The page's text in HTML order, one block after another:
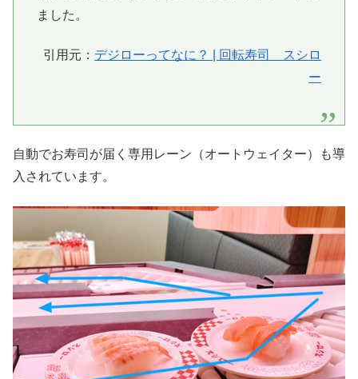
ました。
引用元： デジローってなに？ | 回転寿司 スシロ
ー
自動でお寿司が届く専用レーン（オートウェイター）も導
入されています。